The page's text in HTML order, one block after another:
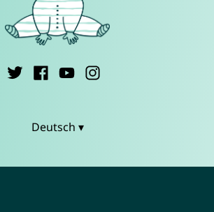
Deutsch ▾